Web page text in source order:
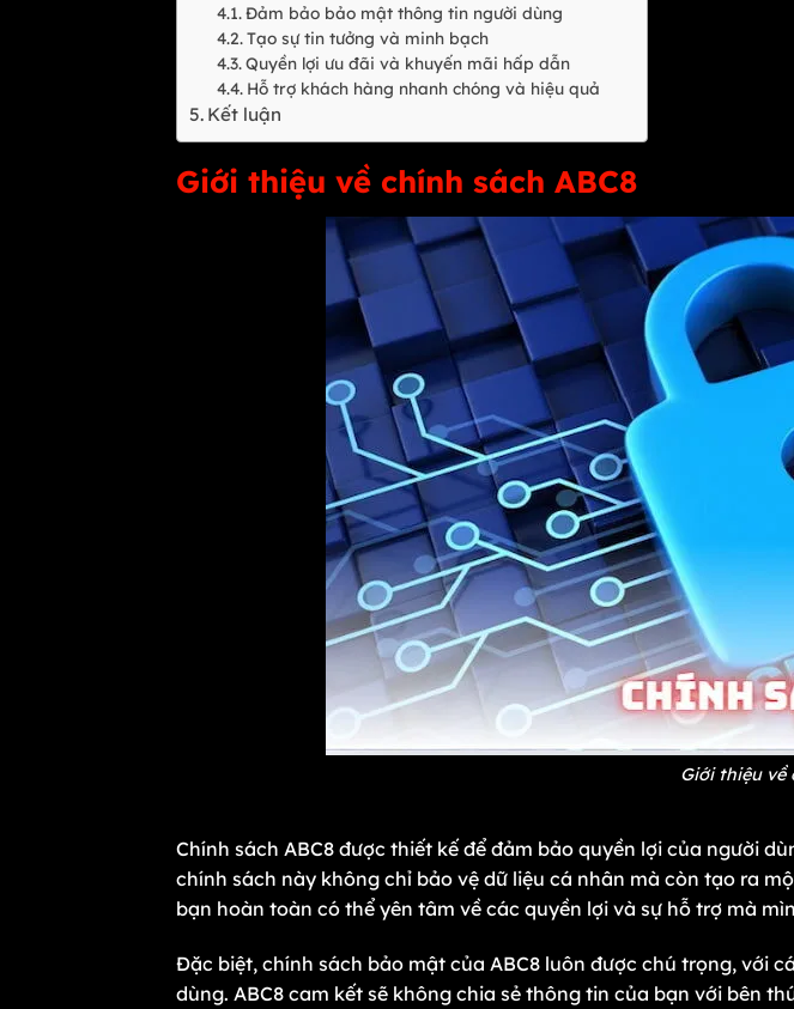
Đảm bảo bảo mật thông tin người dùng
Tạo sự tin tưởng và minh bạch
Quyền lợi ưu đãi và khuyến mãi hấp dẫn
Hỗ trợ khách hàng nhanh chóng và hiệu quả
Kết luận
Giới thiệu về chính sách ABC8
Giới thiệu về
Chính sách ABC8 được thiết kế để đảm bảo quyền lợi của người
chính sách này không chỉ bảo vệ dữ liệu cá nhân mà còn tạo ra
bạn hoàn toàn có thể yên tâm về các quyền lợi và sự hỗ trợ mà
Đặc biệt, chính sách bảo mật của ABC8 luôn được chú trọng, với
dùng. ABC8 cam kết sẽ không chia sẻ thông tin của bạn với bên